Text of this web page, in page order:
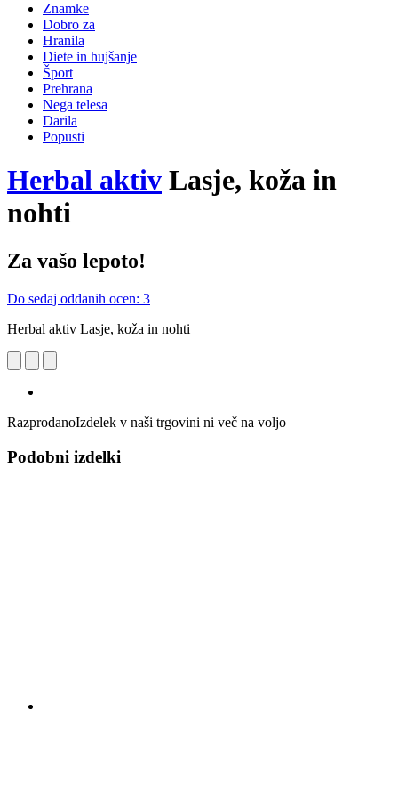
Znamke
Dobro za
Hranila
Diete in hujšanje
Šport
Prehrana
Nega telesa
Darila
Popusti
Herbal aktiv Lasje, koža in
nohti
Za vašo lepoto!
Do sedaj oddanih ocen: 3
Herbal aktiv Lasje, koža in nohti
RazprodanoIzdelek v naši trgovini ni več na voljo
Podobni izdelki